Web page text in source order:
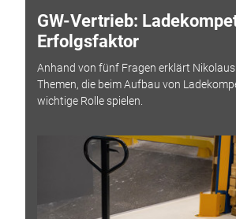
GW-Vertrieb:
Erfolgsfaktor
Anhand von fünf Fragen erklärt
Themen, die beim Aufbau von
wichtige Rolle spielen.